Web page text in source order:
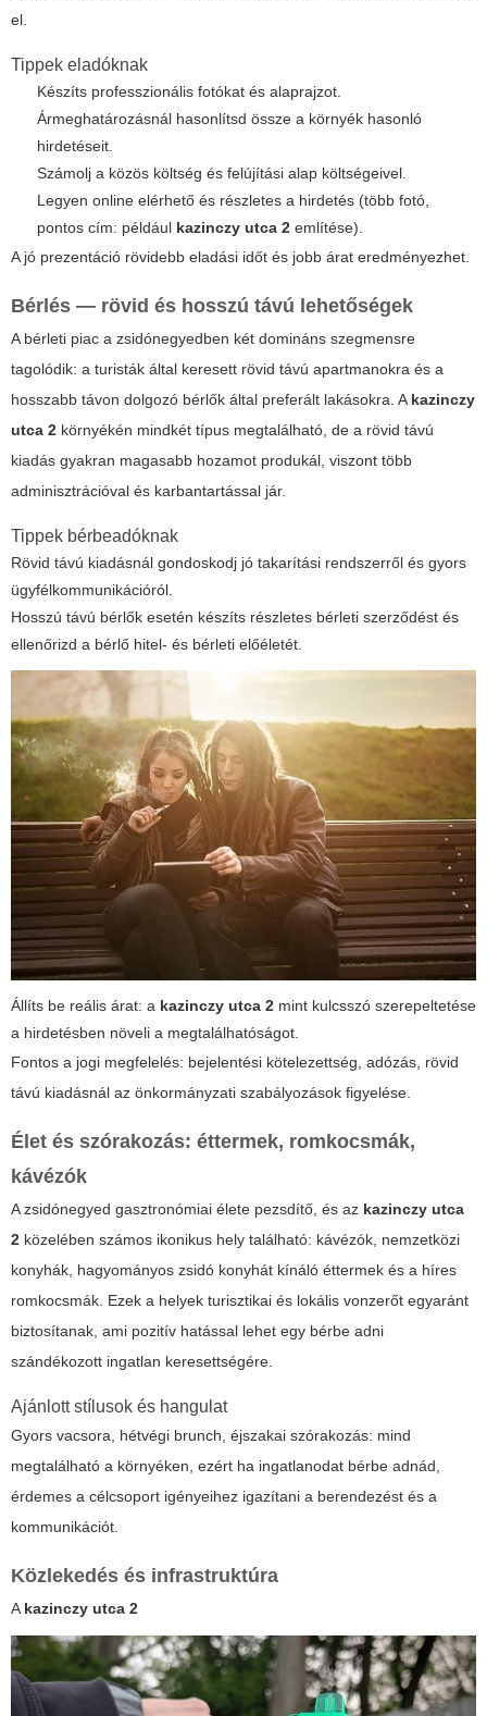
el.
Tippek eladóknak
Készíts professzionális fotókat és alaprajzot.
Ármeghatározásnál hasonlítsd össze a környék hasonló
hirdetéseit.
Számolj a közös költség és felújítási alap költségeivel.
Legyen online elérhető és részletes a hirdetés (több fotó,
pontos cím: például kazinczy utca 2 említése).
A jó prezentáció rövidebb eladási időt és jobb árat eredményezhet.
Bérlés — rövid és hosszú távú lehetőségek
A bérleti piac a zsidónegyedben két domináns szegmensre
tagolódik: a turisták által keresett rövid távú apartmanokra és a
hosszabb távon dolgozó bérlők által preferált lakásokra. A kazinczy
utca 2 környékén mindkét típus megtalálható, de a rövid távú
kiadás gyakran magasabb hozamot produkál, viszont több
adminisztrációval és karbantartással jár.
Tippek bérbeadóknak
Rövid távú kiadásnál gondoskodj jó takarítási rendszerről és gyors
ügyfélkommunikációról.
Hosszú távú bérlők esetén készíts részletes bérleti szerződést és
ellenőrizd a bérlő hitel- és bérleti előéletét.
Állíts be reális árat: a kazinczy utca 2 mint kulcsszó szerepeltetése
a hirdetésben növeli a megtalálhatóságot.
Fontos a jogi megfelelés: bejelentési kötelezettség, adózás, rövid
távú kiadásnál az önkormányzati szabályozások figyelése.
Élet és szórakozás: éttermek, romkocsmák,
kávézók
A zsidónegyed gasztronómiai élete pezsdítő, és az kazinczy utca
2 közelében számos ikonikus hely található: kávézók, nemzetközi
konyhák, hagyományos zsidó konyhát kínáló éttermek és a híres
romkocsmák. Ezek a helyek turisztikai és lokális vonzerőt egyaránt
biztosítanak, ami pozitív hatással lehet egy bérbe adni
szándékozott ingatlan keresettségére.
Ajánlott stílusok és hangulat
Gyors vacsora, hétvégi brunch, éjszakai szórakozás: mind
megtalálható a környéken, ezért ha ingatlanodat bérbe adnád,
érdemes a célcsoport igényeihez igazítani a berendezést és a
kommunikációt.
Közlekedés és infrastruktúra
A kazinczy utca 2